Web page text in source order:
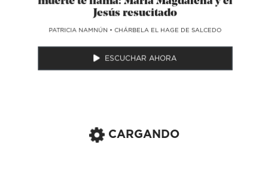
Jesús resucitado
​PATRICIA NAMNÚN •CHÁRBELA EL HAGE DE SALCEDO
ESCUCHAR AHORA
CARGANDO